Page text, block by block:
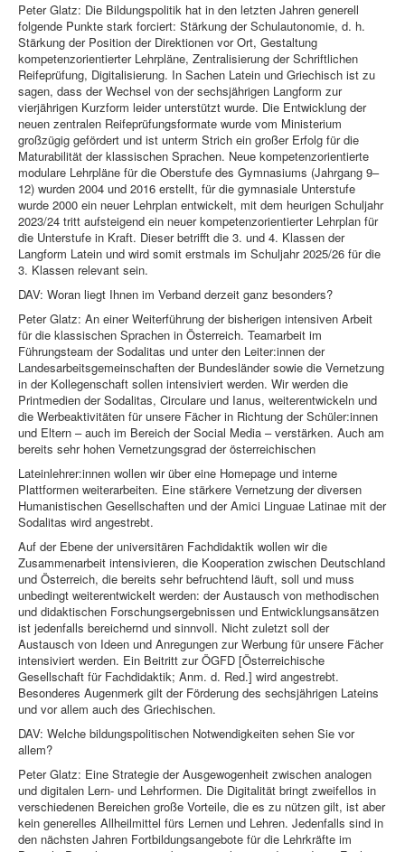
Peter Glatz: Die Bildungspolitik hat in den letzten Jahren generell
folgende Punkte stark forciert: Stärkung der Schulautonomie, d. h.
Stärkung der Position der Direktionen vor Ort, Gestaltung
kompetenzorientierter Lehrpläne, Zentralisierung der Schriftlichen
Reifeprüfung, Digitalisierung. In Sachen Latein und Griechisch ist zu
sagen, dass der Wechsel von der sechsjährigen Langform zur
vierjährigen Kurzform leider unterstützt wurde. Die Entwicklung der
neuen zentralen Reifeprüfungsformate wurde vom Ministerium
großzügig gefördert und ist unterm Strich ein großer Erfolg für die
Maturabilität der klassischen Sprachen. Neue kompetenzorientierte
modulare Lehrpläne für die Oberstufe des Gymnasiums (Jahrgang 9–
12) wurden 2004 und 2016 erstellt, für die gymnasiale Unterstufe
wurde 2000 ein neuer Lehrplan entwickelt, mit dem heurigen Schuljahr
2023/24 tritt aufsteigend ein neuer kompetenzorientierter Lehrplan für
die Unterstufe in Kraft. Dieser betrifft die 3. und 4. Klassen der
Langform Latein und wird somit erstmals im Schuljahr 2025/26 für die
3. Klassen relevant sein.
DAV: Woran liegt Ihnen im Verband derzeit ganz besonders?
Peter Glatz: An einer Weiterführung der bisherigen intensiven Arbeit
für die klassischen Sprachen in Österreich. Teamarbeit im
Führungsteam der Sodalitas und unter den Leiter:innen der
Landesarbeitsgemeinschaften der Bundesländer sowie die Vernetzung
in der Kollegenschaft sollen intensiviert werden. Wir werden die
Printmedien der Sodalitas, Circulare und Ianus, weiterentwickeln und
die Werbeaktivitäten für unsere Fächer in Richtung der Schüler:innen
und Eltern – auch im Bereich der Social Media – verstärken. Auch am
bereits sehr hohen Vernetzungsgrad der österreichischen
Lateinlehrer:innen wollen wir über eine Homepage und interne
Plattformen weiterarbeiten. Eine stärkere Vernetzung der diversen
Humanistischen Gesellschaften und der Amici Linguae Latinae mit der
Sodalitas wird angestrebt.
Auf der Ebene der universitären Fachdidaktik wollen wir die
Zusammenarbeit intensivieren, die Kooperation zwischen Deutschland
und Österreich, die bereits sehr befruchtend läuft, soll und muss
unbedingt weiterentwickelt werden: der Austausch von methodischen
und didaktischen Forschungsergebnissen und Entwicklungsansätzen
ist jedenfalls bereichernd und sinnvoll. Nicht zuletzt soll der
Austausch von Ideen und Anregungen zur Werbung für unsere Fächer
intensiviert werden. Ein Beitritt zur ÖGFD [Österreichische
Gesellschaft für Fachdidaktik; Anm. d. Red.] wird angestrebt.
Besonderes Augenmerk gilt der Förderung des sechsjährigen Lateins
und vor allem auch des Griechischen.
DAV: Welche bildungspolitischen Notwendigkeiten sehen Sie vor
allem?
Peter Glatz: Eine Strategie der Ausgewogenheit zwischen analogen
und digitalen Lern- und Lehrformen. Die Digitalität bringt zweifellos in
verschiedenen Bereichen große Vorteile, die es zu nützen gilt, ist aber
kein generelles Allheilmittel fürs Lernen und Lehren. Jedenfalls sind in
den nächsten Jahren Fortbildungsangebote für die Lehrkräfte im